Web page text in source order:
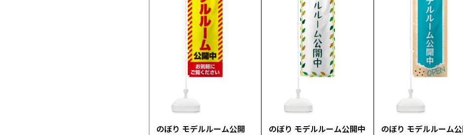
のぼり モデルルーム公開
のぼり モデルルーム公開中
のぼり モデルルーム